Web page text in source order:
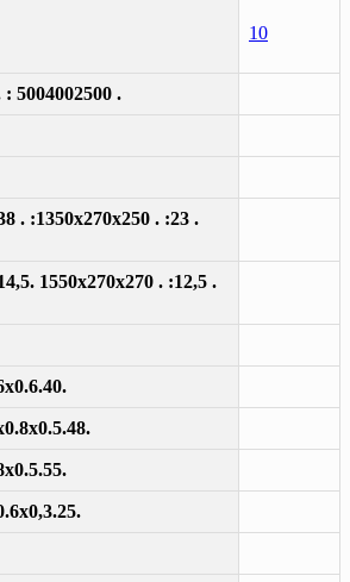
10
: 5004002500 .
. :1350x270x250 . :23 .
1550x270x270 . :12,5 .